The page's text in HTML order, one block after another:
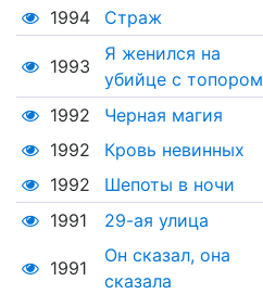
1994
Страж
1993
Я женился на
убийце с топором
1992 Черная магия
1992
Кровь невинных
1992
Шепоты в ночи
1991
29-ая улица
1991
Он сказал, она
сказала